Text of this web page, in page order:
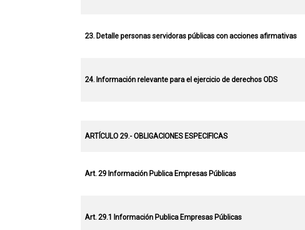
23. Detalle personas servidoras públicas con acciones afirmativas
24. Información relevante para el ejercicio de derechos ODS
ARTÍCULO 29.- OBLIGACIONES ESPECIFICAS
Art.29 Información Publica Empresas Públicas
Art. 29.1 Información Publica Empresas Públicas